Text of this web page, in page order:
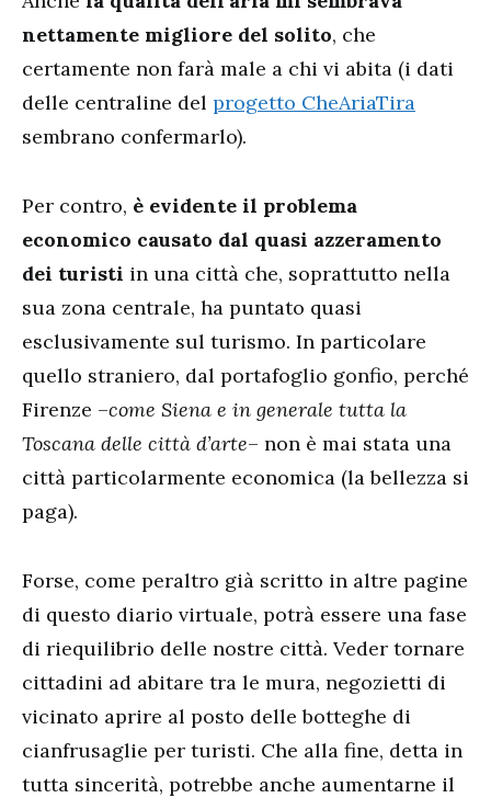
nettamente migliore del solito, che
certamente non farà male a chi vi abita (i dati
delle centraline del progetto CheAriaTira
sembrano confermarlo).
Per contro, è evidente il problema
economico causato dal quasi azzeramento
dei turisti in una città che, soprattutto nella
sua zona centrale, ha puntato quasi
esclusivamente sul turismo. In particolare
quello straniero, dal portafoglio gonfio, perché
Firenze –come Siena e in generale tutta la
Toscana delle città d’arte– non è mai stata una
città particolarmente economica (la bellezza si
paga).
Forse, come peraltro già scritto in altre pagine
di questo diario virtuale, potrà essere una fase
di riequilibrio delle nostre città. Veder tornare
cittadini ad abitare tra le mura, negozietti di
vicinato aprire al posto delle botteghe di
cianfrusaglie per turisti. Che alla fine, detta in
tutta sincerità, potrebbe anche aumentarne il